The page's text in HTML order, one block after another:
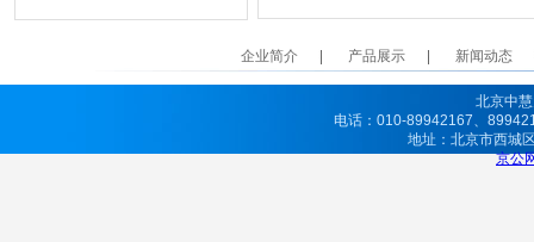
企业简介 产品展示 新闻动态
北京中
电话：010-89942167、
地址：北京市西
京公